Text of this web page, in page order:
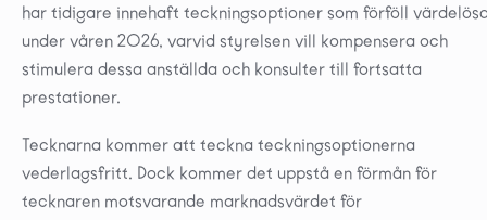
har tidigare innehaft teckningsoptioner som förföll
under våren 2026, varvid styrelsen vill kompensera och
stimulera dessa anställda och konsulter till fortsatta
prestationer.
Tecknarna kommer att teckna teckningsoptionerna
vederlagsfritt. Dock kommer det uppstå en förmån för
tecknaren motsvarande marknadsvärdet för